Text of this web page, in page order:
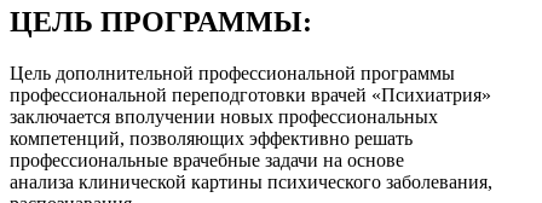
ЦЕЛЬ ПРОГРАММЫ:
Цель дополнительной профессиональной программы
профессиональной переподготовки врачей «Психиатрия»
заключается вполучении новых профессиональных
компетенций, позволяющих эффективно решать
профессиональные врачебные задачи на основе
анализа клинической картины психического заболевания,